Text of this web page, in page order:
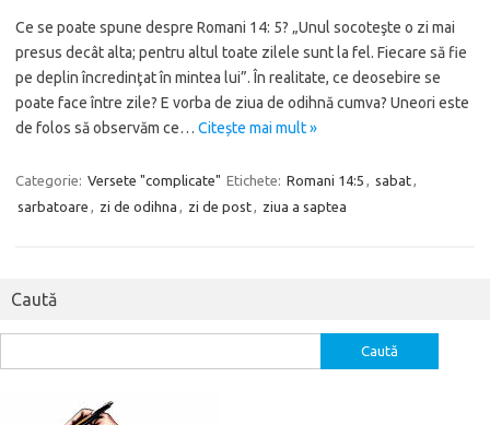
Ce se poate spune despre Romani 14: 5? „Unul socoteşte o zi mai
presus decât alta; pentru altul toate zilele sunt la fel. Fiecare să fie
pe deplin încredinţat în mintea lui”. În realitate, ce deosebire se
poate face între zile? E vorba de ziua de odihnă cumva? Uneori este
de folos să observăm ce… Citește mai mult »
Categorie: Versete "complicate" Etichete: Romani 14:5 sabat
sarbatoare
zi de odihna zi de post ziua a saptea
Caută
după: